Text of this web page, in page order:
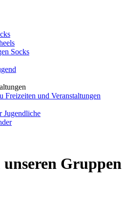
Socks
Freizeiten und Veranstaltungen
Jugendliche
Gruppen